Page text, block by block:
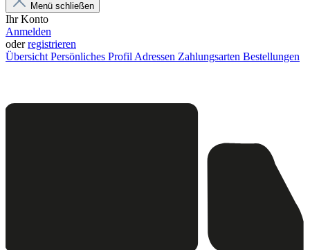
Menü schließen
Ihr Konto
Anmelden
oderregistrieren
Übersicht Persönliches Profil Adressen Zahlungsarten Bestellungen